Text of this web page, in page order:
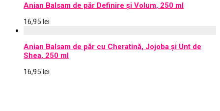
Anian Balsam de păr Definire și Volum, 250 ml
16,95 lei
Anian Balsam de păr cu Cheratină, Jojoba și Unt de
Shea, 250 ml
16,95 lei